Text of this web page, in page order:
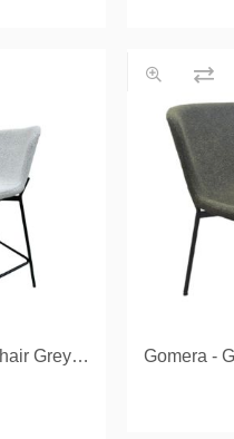
Gomera - Bar Chair Grey / Light Grey Gomera -